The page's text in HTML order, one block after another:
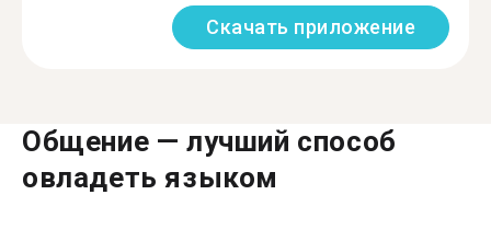
Скачать приложение
Общение — лучший способ
овладеть языком